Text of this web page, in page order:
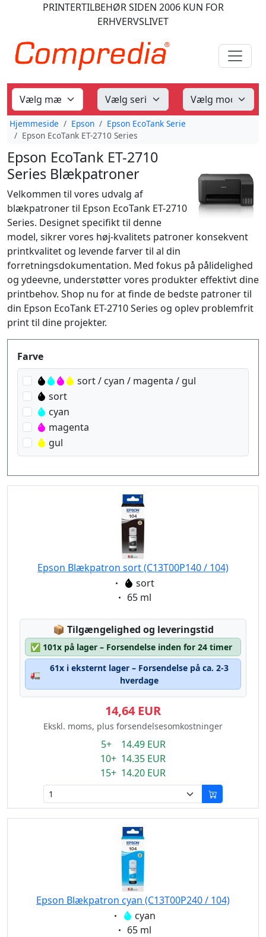
PRINTERTILBEHØRSIDEN 2006KUN FOR
ERHVERVSLIVET
Hjemmeside Epson
Epson EcoTank Serie
Epson EcoTank ET-2710 Series
Epson EcoTank ET-2710
Series Blækpatroner
Velkommen til vores udvalg af
blækpatroner til Epson EcoTank ET-2710
Series. Designet specifikt til denne
model, sikrer vores høj-kvalitets patroner konsekvent
printkvalitet og levende farver til al din
forretningsdokumentation. Med fokus på pålidelighed
og ydeevne, understøtter vores produkter effektivt dine
printbehov. Shop nu for at finde de bedste patroner til
din Epson EcoTank ET-2710 Series og oplev problemfrit
print til dine projekter.
Produktfilter
Farve
sort / cyan / magenta / gul
sort
cyan
magenta
gul
Epson Blækpatron sort (C13T00P140 / 104)
Eigenschaft:
sort
Eigenschaft:
65 ml
📦 Lagerstatus:
Tilgængelighed og leveringstid
✅ 101x på lager – Forsendelse inden for 24 timer
🚛
61x i eksternt lager – Forsendelse på ca. 2-3
hverdage
14,64 EUR
Ekskl. moms, plus forsendelsesomkostninger
5+ 14.49 EUR
10+ 14.35 EUR
15+ 14.20 EUR
Epson Blækpatron cyan (C13T00P240 / 104)
Eigenschaft:
cyan
Eigenschaft:
65 ml